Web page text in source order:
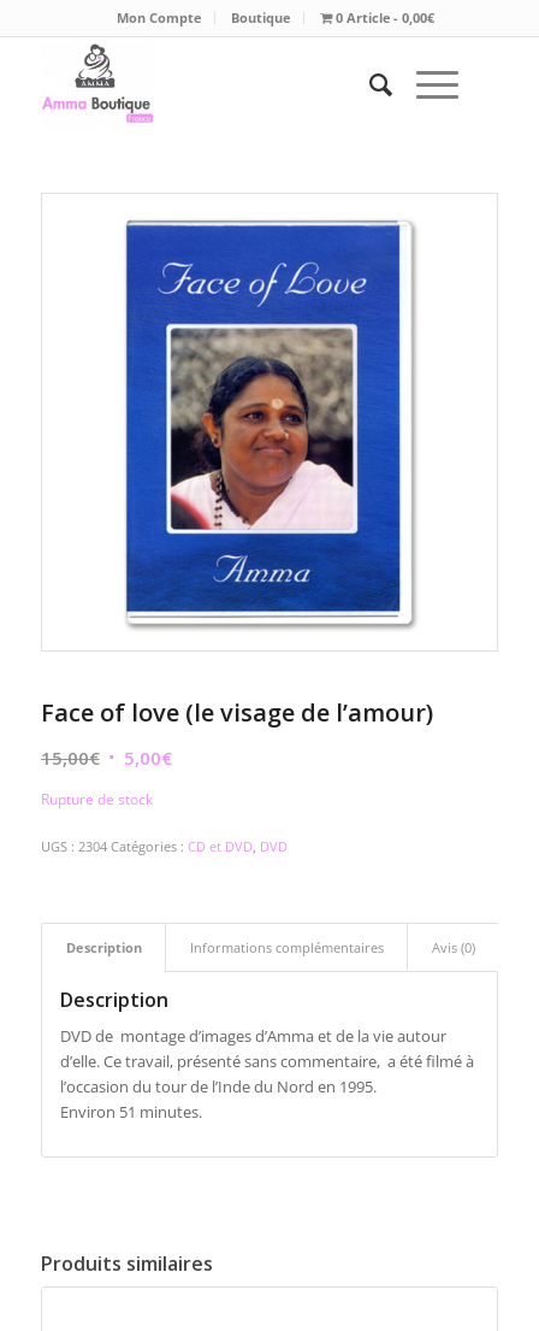
Mon Compte Boutique 0 Article 0,00€
Face of love (le visage de l’amour)
15,00€ Le
était :
5,00€Le
est :
Rupture de stock
UGS : 2304 Catégories : CD et DVD, DVD
Description Informations complémentaires Avis (0)
Description
DVD de montage d’images d’Amma et de la vie autour
d’elle. Ce travail, présenté sans commentaire, a été filmé à
l’occasion du tour de l’Inde du Nord en 1995.
Environ 51 minutes.
Produits similaires